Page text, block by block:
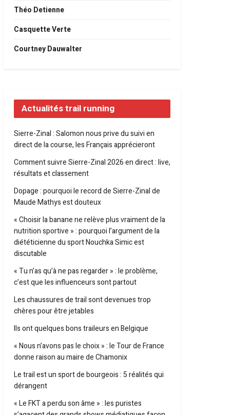
Théo Detienne
Casquette Verte
Courtney Dauwalter
Actualités trail running
Sierre-Zinal : Salomon nous prive du suivi en
direct de la course, les Français apprécieront
Comment suivre Sierre-Zinal 2026 en direct : live,
résultats et classement
Dopage : pourquoi le record de Sierre-Zinal de
Maude Mathys est douteux
« Choisir la banane ne relève plus vraiment de la
nutrition sportive » : pourquoi l’argument de la
diététicienne du sport Nouchka Simic est
discutable
« Tu n’as qu’à ne pas regarder » : le problème,
c’est que les influenceurs sont partout
Les chaussures de trail sont devenues trop
chères pour être jetables
Ils ont quelques bons traileurs en Belgique
« Nous n’avons pas le choix » : le Tour de France
donne raison au maire de Chamonix
Le trail est un sport de bourgeois : 5 réalités qui
dérangent
« Le FKT a perdu son âme » : les puristes